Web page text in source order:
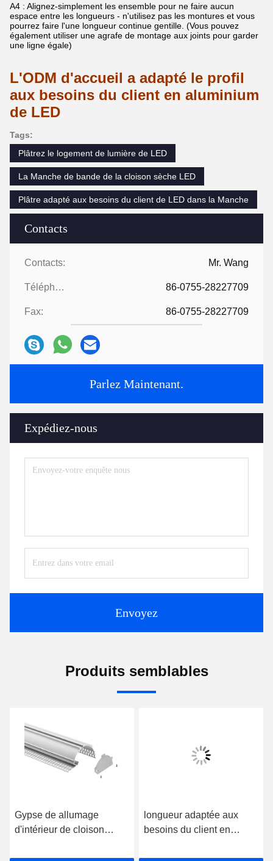
Contacts
Contacts: Mr. Wang
Téléphone: 86-0755-28227709
Fax: 86-0755-28227709
Parlez Maintenant.
Expédiez-nous
Envoyez
A4 : Alignez-simplement les ensemble pour ne faire aucun
espace entre les longueurs - n'utilisez pas les montures et vous
pourrez faire l'une longueur continue gentille. (Vous pouvez
également utiliser une agrafe de montage aux joints pour garder
une ligne égale)
L'ODM d'accueil a adapté le profil
aux besoins du client en aluminium
de LED
Tags:
Plâtrez le logement de lumière de LED
La Manche de bande de la cloison sèche LED
Plâtre adapté aux besoins du client de LED dans la Manche
Produits semblables
Gypse de allumage
d'intérieur de cloison
lumière de la Manche de
longueur adaptée aux
besoins du client en
de 56*15mm de rhéostat